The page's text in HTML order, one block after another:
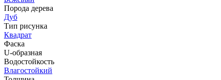
Порода дерева
Дуб
Тип рисунка
Квадрат
Фаска
U-образная
Водостойкость
Влагостойкий